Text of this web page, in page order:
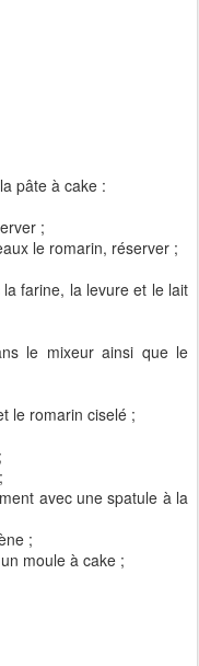
pâte à cake :
;
le romarin, réserver ;
farine, la levure et le lait
le mixeur ainsi que le
le romarin ciselé ;
avec une spatule à la
;
moule à cake ;